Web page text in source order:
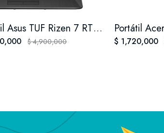
Portatil Asus TUF Rizen 7 RTX 3050 FA506N ssd 1 tera 64 Ram
$ 4,900,000 $ 1,720,000